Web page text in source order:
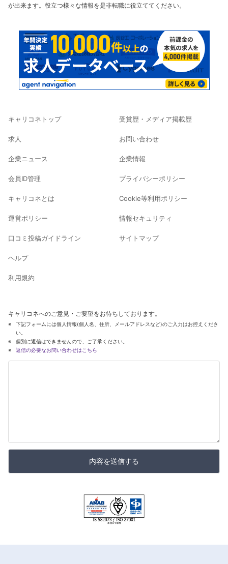
が出来ます。役立つ様々な情報を是非転職に役立ててください。
キャリコネトップ
求人
企業ニュース
会員ID管理
キャリコネとは
運営ポリシー
口コミ投稿ガイドライン
ヘルプ
利用規約
受賞歴・メディア掲載歴
お問い合わせ
企業情報
プライバシーポリシー
Cookie等利用ポリシー
情報セキュリティ
サイトマップ
キャリコネへのご意見・ご要望をお待ちしております。
下記フォームには個人情報(個人名、住所、メールアドレスなど)のご入力はお控えくださ
い。
個別に返信はできませんので、ご了承ください。
返信の必要なお問い合わせはこちら
内容を送信する